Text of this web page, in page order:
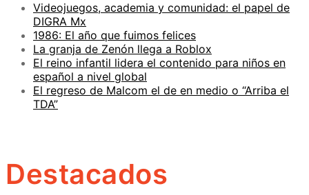
Videojuegos, academia y comunidad: el papel de
DIGRA Mx
1986: El año que fuimos felices
La granja de Zenón llega a Roblox
El reino infantil lidera el contenido para niños en
español a nivel global
El regreso de Malcom el de en medio o “Arriba el
TDA”
Destacados